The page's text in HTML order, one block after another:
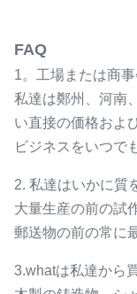
FAQ
1。工場または商事
私達は鄭州、河南
い直接の価格およ
ビジネスをいつで
2. 私達はいかに質
大量生産の前の試
郵送物の前の常に
3.whatは私達から